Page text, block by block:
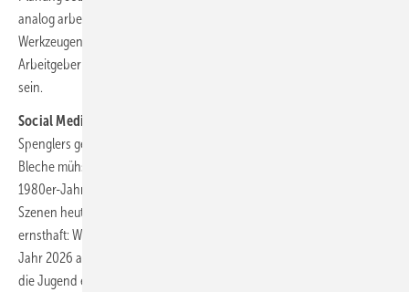
analog arbeitende Unternehmen. Der Einsatz von Hightech-
Werkzeugen steigert aber nicht nur den Coolness-Faktor. Moderne
Arbeitgeber signalisieren den Jugendlichen auch, zukunftssicher zu
sein.
Social Media auf Knien
Spenglers gelernt. Auf Knien rutschend habe ich am Werkstattboden
Bleche mühsam mit der Schere zugeschnitten. Das war schon in den
1980er-Jahren uncool. Was mich wundert, ist, dass es ähnliche
Szenen heute immer noch zu sehen gibt. Und ich frage mich
ernsthaft: Wie wirken entsprechende Beiträge auf Social Media im
Jahr 2026 auf den potenziellen Nachwuchs? Unbestritten assoziiert
die Jugend eine geringere körperliche Belastung mit Modernität